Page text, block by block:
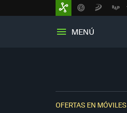
MENÚ
OFERTAS EN MÓVILES